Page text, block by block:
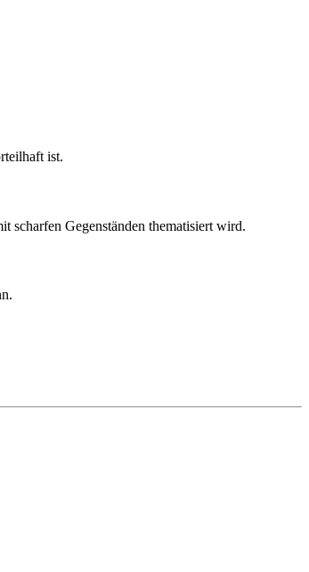
ist.
scharfen Gegenständen thematisiert wird.